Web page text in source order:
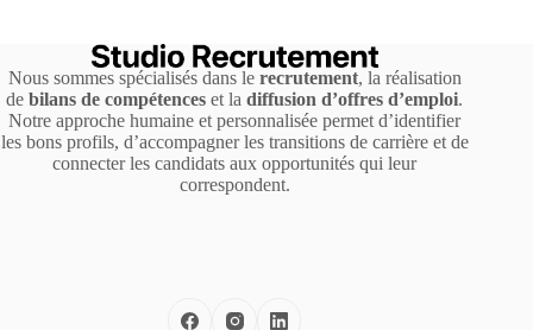
Nous sommes spécialisés dans le recrutement, la réalisation
debilans de compétences et ladiffusion d’offres d’emploi.
Notre approche humaine et personnalisée permet d’identifier
les bons profils, d’accompagner les transitions de carrière et de
connecter les candidats aux opportunités qui leur
correspondent.